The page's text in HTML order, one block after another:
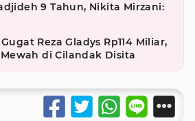
9 Tahun, Nikita Mirzani:
Reza Gladys Rp114 Miliar,
di Cilandak Disita